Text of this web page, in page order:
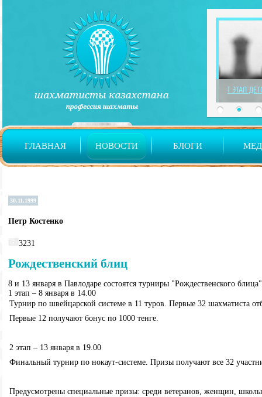
ГЛАВНАЯ НОВОСТИ БЛОГИ
1 ЭТАП
30.11.1999
Петр Костенко
3231
Рождественский блиц
8 и 13 января в Павлодаре состоятся турниры "Рождественского
1 этап – 8 января в 14.00
Турнир по швейцарской системе в 11 туров. Первые 32 шахматиста
Первые 12 получают бонус по 1000 тенге.
2 этап – 13 января в 19.00
Финальный турнир по нокаут-системе. Призы получают все 32
Предусмотрены специальные призы: среди ветеранов, женщин,